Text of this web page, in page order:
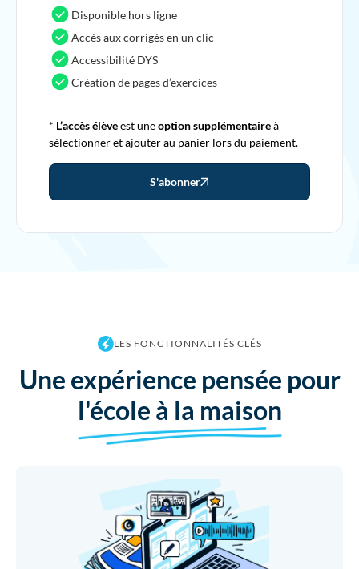
Disponible hors ligne
Accès aux corrigés en un clic
Accessibilité DYS
Création de pages d’exercices
* L’accès élèveest uneoption supplémentaireà
sélectionner et ajouter au panier lors du paiement.
S'abonner
LES FONCTIONNALITÉS CLÉS
Une expérience pensée pour
l'école à la maison